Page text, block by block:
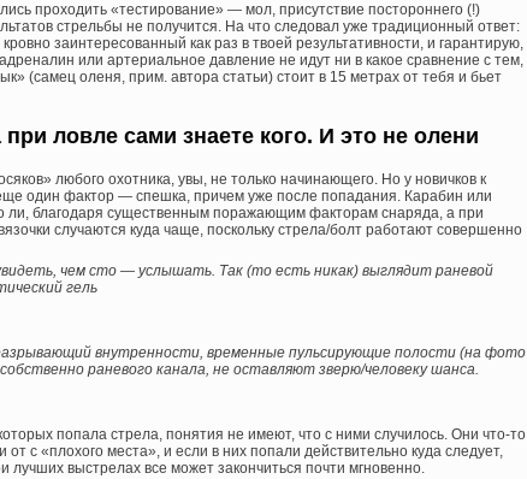
проходить «тестирование» — мол, присутствие постороннего (!)
стрельбы не получится. На что следовал уже традиционный ответ:
заинтересованный как раз в твоей результативности, и гарантирую,
или артериальное давление не идут ни в какое сравнение с тем,
(самец оленя, прим. автора статьи) стоит в 15 метрах от тебя и бьет
ловле сами знаете кого. И это не олени
любого охотника, увы, не только начинающего. Но у новичков к
один фактор — спешка, причем уже после попадания. Карабин или
ли, благодаря существенным поражающим факторам снаряда, а при
случаются куда чаще, поскольку стрела/болт работают совершенно
чем сто — услышать. Так (то есть никак) выглядит раневой
гель
внутренности, временные пульсирующие полости (на фото
раневого канала, не оставляют зверю/человеку шанса.
попала стрела, понятия не имеют, что с ними случилось. Они что-то
от с «плохого места», и если в них попали действительно куда следует,
выстрелах все может закончиться почти мгновенно.